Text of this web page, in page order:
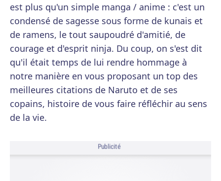
est plus qu'un simple manga / anime : c'est un
condensé de sagesse sous forme de kunais et
de ramens, le tout saupoudré d'amitié, de
courage et d'esprit ninja. Du coup, on s'est dit
qu'il était temps de lui rendre hommage à
notre manière en vous proposant un top des
meilleures citations de Naruto et de ses
copains, histoire de vous faire réfléchir au sens
de la vie.
Publicité